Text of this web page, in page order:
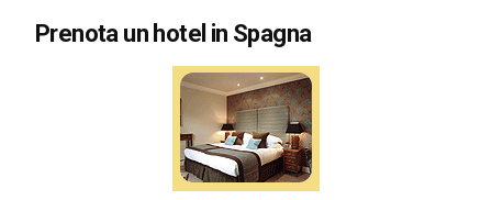
Prenota un hotel in Spagna